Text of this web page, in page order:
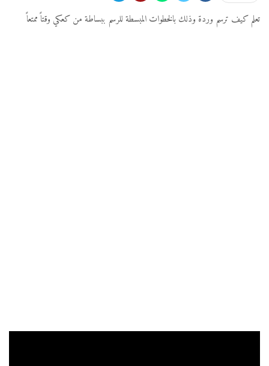
تعلم كيف ترسم وردة وذلك بالخطوات المبسطة للرسم ببساطة من كعكي وقتاً ممتعاً